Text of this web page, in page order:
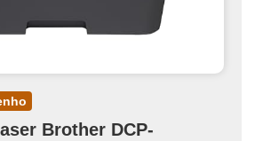
Brother DCP-